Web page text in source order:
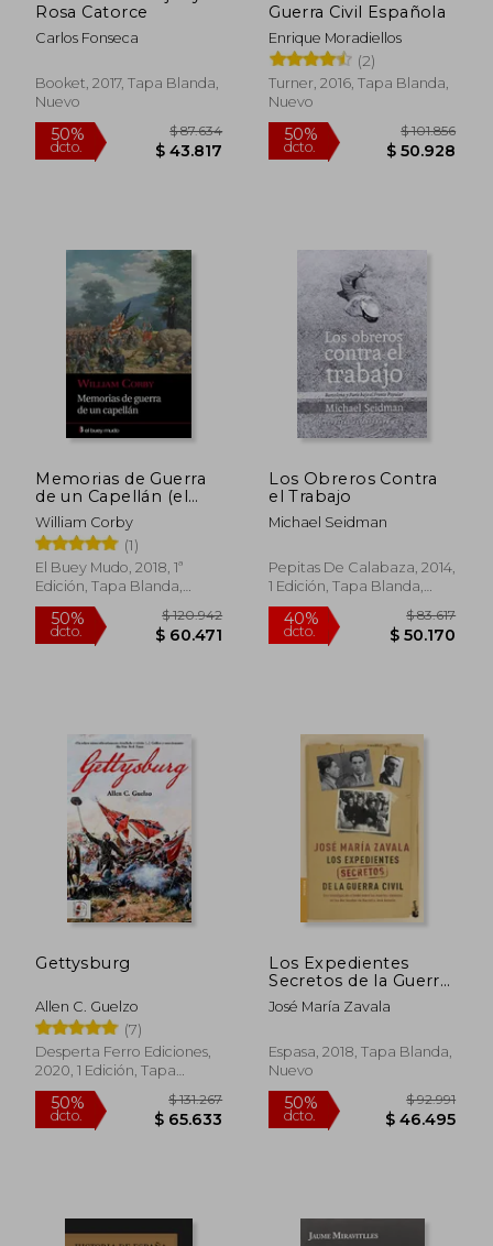
50%
dcto.
$ 110.789
$ 55.395
40%
dcto.
Rosa Catorce
Carlos Fonseca
Booket, 2017, Tapa Blanda,
Nuevo
50%
dcto. $ 43.817
Guerra Civil Española
Enrique Moradiellos
(2)
Turner, 2016, Tapa Blanda,
Nuevo
$
Memorias de Guerra
de un Capellán (el
Buey Mudo)
William Corby
(1)
El Buey Mudo, 2018, 1ª
Edición, Tapa Blanda,
Nuevo
Los Obreros Contra
el Trabajo
Michael Seidman
Pepitas De Calabaza, 2014,
1 Edición, Tapa Blanda,
Nuevo
Gettysburg
Allen C. Guelzo
(7)
Desperta Ferro Ediciones,
2020, 1 Edición, Tapa
Blanda, Nuevo
Los Expedientes
Secretos de la Guerra
Civil
José María Zavala
Espasa, 2018, Tapa Blanda,
Nuevo